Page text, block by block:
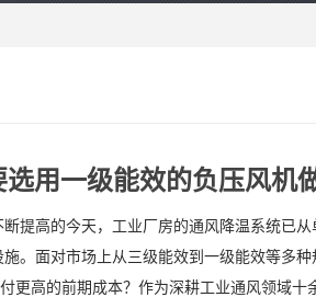
选用一级能效的负压风机
提高的今天，工业厂房的通风降温系统已
。面对市场上从三级能效到一级能效等多
更高的前期成本？作为深耕工业通风领域